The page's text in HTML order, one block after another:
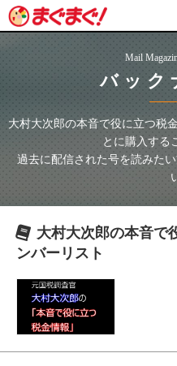
Mail
バック
大村大次郎の本音で役に立つ税
とに購入する
過去に配信された号を読みた
大村大次郎の本音で
ンバーリスト